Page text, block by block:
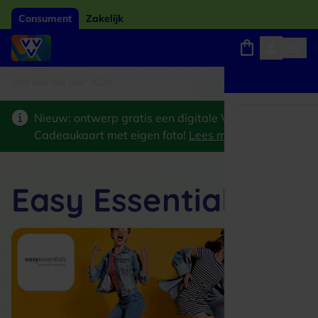
Consument Zakelijk
Nieuw: ontwerp gratis een digitale VVV
Cadeaukaart met eigen foto! Lees meer
Easy Essentials